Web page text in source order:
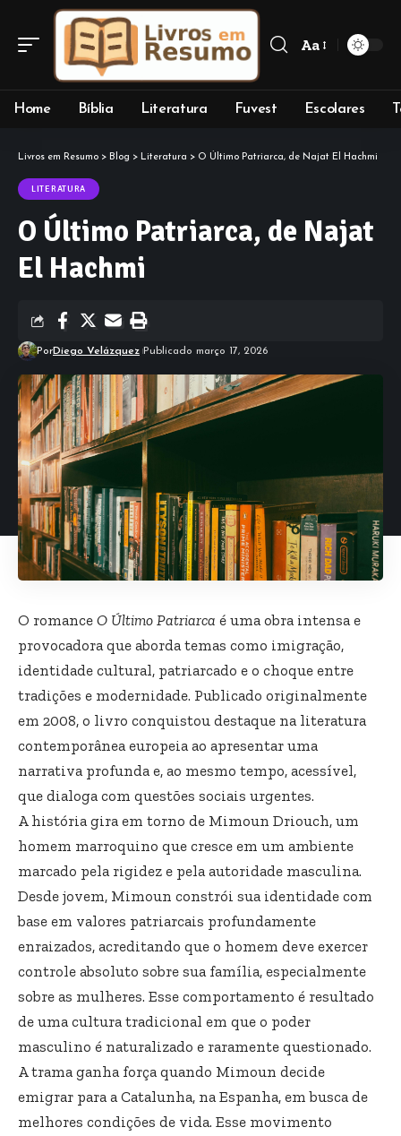
Font
Aa
Home Bíblia Literatura Fuvest Escolares
Livros em Resumo > Blog > Literatura > O Último Patriarca, de Najat El Hachmi
LITERATURA
O Último Patriarca, de Najat
El Hachmi
PorDiego Velázquez Publicado março 17, 2026
O romance O Último Patriarca é uma obra intensa e
provocadora que aborda temas como imigração,
identidade cultural, patriarcado e o choque entre
tradições e modernidade. Publicado originalmente
em 2008, o livro conquistou destaque na literatura
contemporânea europeia ao apresentar uma
narrativa profunda e, ao mesmo tempo, acessível,
que dialoga com questões sociais urgentes.
A história gira em torno de Mimoun Driouch, um
homem marroquino que cresce em um ambiente
marcado pela rigidez e pela autoridade masculina.
Desde jovem, Mimoun constrói sua identidade com
base em valores patriarcais profundamente
enraizados, acreditando que o homem deve exercer
controle absoluto sobre sua família, especialmente
sobre as mulheres. Esse comportamento é resultado
de uma cultura tradicional em que o poder
masculino é naturalizado e raramente questionado.
A trama ganha força quando Mimoun decide
emigrar para a Catalunha, na Espanha, em busca de
melhores condições de vida. Esse movimento